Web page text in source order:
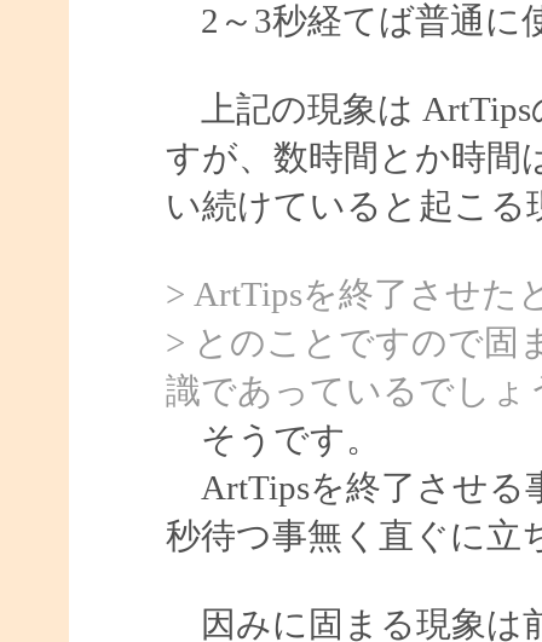
2～3秒経てば普通に
上記の現象は ArtTips
すが、数時間とか時間
い続けていると起こる
> ArtTipsを終了させた
> とのことですので固
識であっているでしょ
そうです。
ArtTipsを終了させる
秒待つ事無く直ぐに立
因みに固まる現象は